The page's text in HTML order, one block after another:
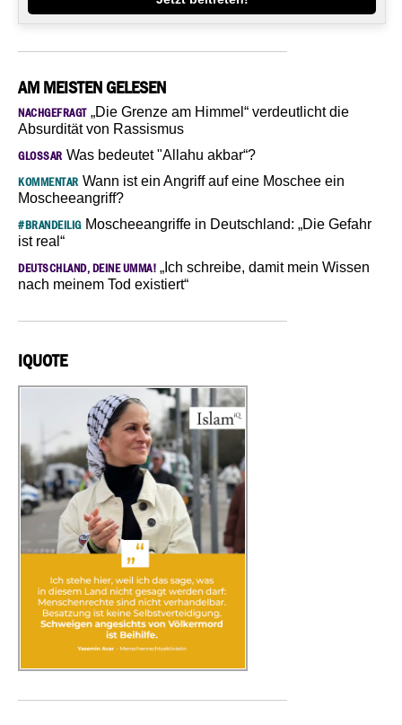
AM MEISTEN GELESEN
NACHGEFRAGT„Die Grenze am Himmel“ verdeutlicht die
Absurdität von Rassismus
GLOSSAR Was bedeutet "Allahu akbar“?
KOMMENTAR Wann ist ein Angriff auf eine Moschee ein
Moscheeangriff?
#BRANDEILIGMoscheeangriffe in Deutschland: „Die Gefahr
ist real“
DEUTSCHLAND, DEINE UMMA! „Ich schreibe, damit mein Wissen
nach meinem Tod existiert“
IQUOTE